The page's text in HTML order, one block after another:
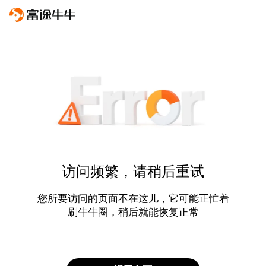
访问频繁，请稍后重试
您所要访问的页面不在这儿，它可能正忙着
刷牛牛圈，稍后就能恢复正常